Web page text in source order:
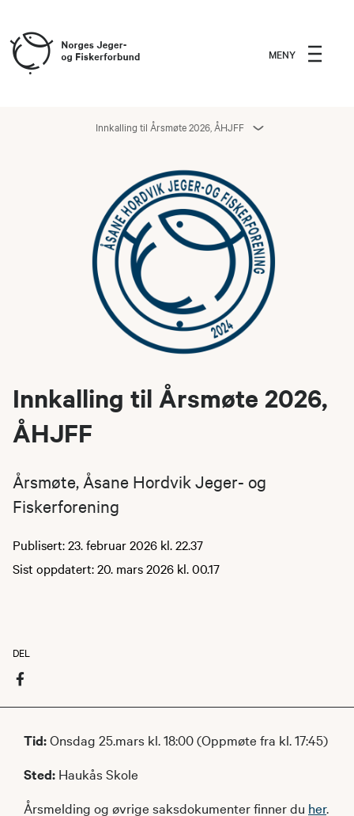
MENY
Innkalling til Årsmøte 2026, ÅHJFF
Innkalling til Årsmøte 2026,
ÅHJFF
Årsmøte, Åsane Hordvik Jeger- og
Fiskerforening
Publisert: 23. februar 2026 kl. 22.37
Sist oppdatert: 20. mars 2026 kl. 00.17
DEL
Tid:Onsdag 25.mars kl. 18:00 (Oppmøte fra kl. 17:45)
Sted: Haukås Skole
Årsmelding og øvrige saksdokumenter finner du her.